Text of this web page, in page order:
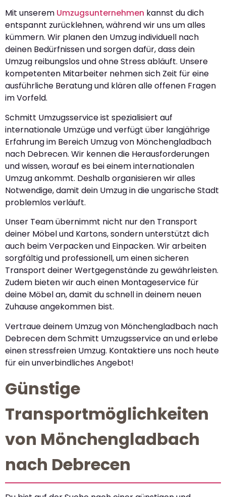
Mit unserem Umzugsunternehmen kannst du dich
entspannt zurücklehnen, während wir uns um alles
kümmern. Wir planen den Umzug individuell nach
deinen Bedürfnissen und sorgen dafür, dass dein
Umzug reibungslos und ohne Stress abläuft. Unsere
kompetenten Mitarbeiter nehmen sich Zeit für eine
ausführliche Beratung und klären alle offenen Fragen
im Vorfeld.
Schmitt Umzugsservice ist spezialisiert auf
internationale Umzüge und verfügt über langjährige
Erfahrung im Bereich Umzug von Mönchengladbach
nach Debrecen. Wir kennen die Herausforderungen
und wissen, worauf es bei einem internationalen
Umzug ankommt. Deshalb organisieren wir alles
Notwendige, damit dein Umzug in die ungarische Stadt
problemlos verläuft.
Unser Team übernimmt nicht nur den Transport
deiner Möbel und Kartons, sondern unterstützt dich
auch beim Verpacken und Einpacken. Wir arbeiten
sorgfältig und professionell, um einen sicheren
Transport deiner Wertgegenstände zu gewährleisten.
Zudem bieten wir auch einen Montageservice für
deine Möbel an, damit du schnell in deinem neuen
Zuhause angekommen bist.
Vertraue deinem Umzug von Mönchengladbach nach
Debrecen dem Schmitt Umzugsservice an und erlebe
einen stressfreien Umzug. Kontaktiere uns noch heute
für ein unverbindliches Angebot!
Günstige
Transportmöglichkeiten
von Mönchengladbach
nach Debrecen